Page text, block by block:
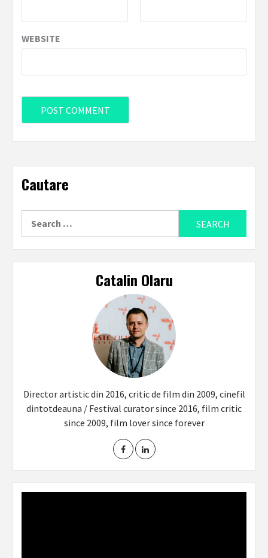
WEBSITE
Cautare
Catalin Olaru
Director artistic din 2016, critic de film din 2009, cinefil
dintotdeauna / Festival curator since 2016, film critic
since 2009, film lover since forever